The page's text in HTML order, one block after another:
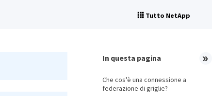
Tutto NetApp
In questa pagina
Che cos'è una connessione a
federazione di griglie?